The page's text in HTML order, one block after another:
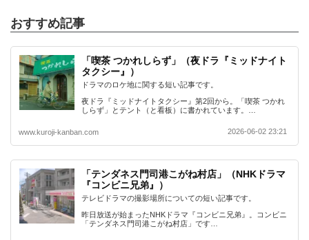
おすすめ記事
「喫茶 つかれしらず」（夜ドラ『ミッドナイト
タクシー』）
ドラマのロケ地に関する短い記事です。
夜ドラ『ミッドナイトタクシー』第2回から。「喫茶 つかれ
しらず」とテント（と看板）に書かれています。…
www.kuroji-kanban.com 2026-06-02 23:21
「テンダネス門司港こがね村店」（NHKドラマ
『コンビニ兄弟』）
テレビドラマの撮影場所についての短い記事です。
昨日放送が始まったNHKドラマ『コンビニ兄弟』。コンビニ
「テンダネス門司港こがね村店」です…